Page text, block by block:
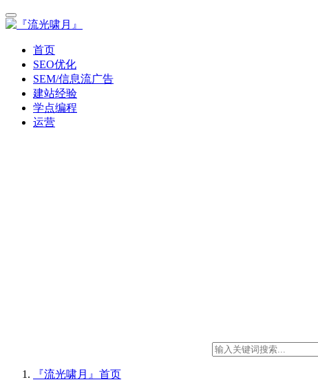
首页
SEO优化
SEM/信息流广告
建站经验
学点编程
运营
『流光啸月』 首页